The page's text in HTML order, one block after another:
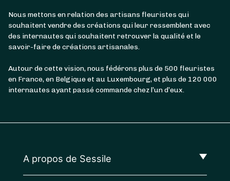
Nous mettons en relation des artisans fleuristes qui
souhaitent vendre des créations qui leur ressemblent avec
des internautes qui souhaitent retrouver la qualité et le
savoir-faire de créations artisanales.
Autour de cette vision, nous fédérons plus de 500 fleuristes
en France, en Belgique et au Luxembourg, et plus de 120 000
internautes ayant passé commande chez l’un d’eux.
A propos de Sessile